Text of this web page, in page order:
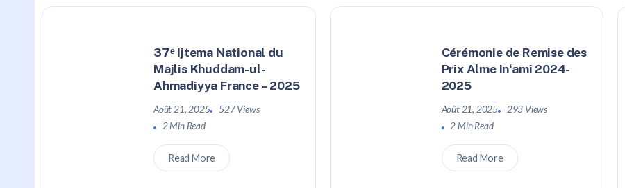
37ᵉ Ijtema National du
Majlis Khuddam-ul-
Ahmadiyya France – 2025
Août 21, 2025
527 Views
2 Min Read
Read More
Cérémonie de Remise des
Prix Alme In‘amî 2024-
2025
Août 21, 2025
293 Views
2 Min Read
Read More